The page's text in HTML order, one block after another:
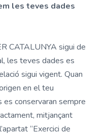
les teves dades
CATALUNYA sigui de
les teves dades es
sigui vigent. Quan
en el teu
conservaran sempre
mitjançant
“Exercici de